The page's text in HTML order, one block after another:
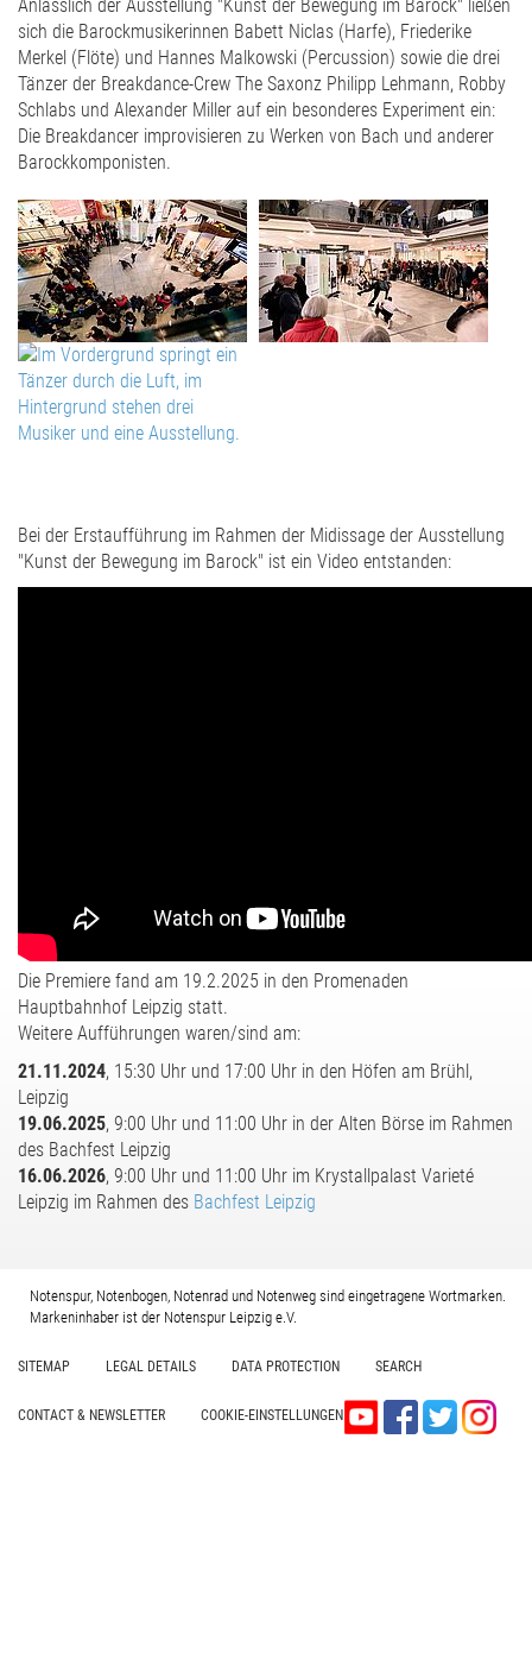
Anlässlich der Ausstellung "Kunst der Bewegung im Barock" ließen
sich die Barockmusikerinnen Babett Niclas (Harfe), Friederike
Merkel (Flöte) und Hannes Malkowski (Percussion) sowie die drei
Tänzer der Breakdance-Crew The Saxonz Philipp Lehmann, Robby
Schlabs und Alexander Miller auf ein besonderes Experiment ein:
Die Breakdancer improvisieren zu Werken von Bach und anderer
Barockkomponisten.
Bei der Erstaufführung im Rahmen der Midissage der Ausstellung
"Kunst der Bewegung im Barock" ist ein Video entstanden:
Die Premiere fand am 19.2.2025 in den Promenaden
Hauptbahnhof Leipzig statt.
Weitere Aufführungen waren/sind am:
21.11.2024, 15:30 Uhr und 17:00 Uhr in den Höfen am Brühl,
Leipzig
19.06.2025, 9:00 Uhr und 11:00 Uhr in der Alten Börse im Rahmen
des Bachfest Leipzig
16.06.2026, 9:00 Uhr und 11:00 Uhr im Krystallpalast Varieté
Leipzig im Rahmen des Bachfest Leipzig
Notenspur, Notenbogen, Notenrad und Notenweg sind eingetragene Wortmarken.
Markeninhaber ist der Notenspur Leipzig e.V.
SITEMAP LEGAL DETAILS DATA PROTECTION SEARCH
CONTACT & NEWSLETTER COOKIE-EINSTELLUNGEN